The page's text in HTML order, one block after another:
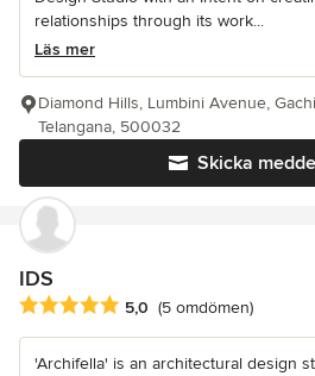
relationships through its work...
Läs mer
Skicka
Diamond Hills, Lumbini Avenue,
Telangana, 500032
IDS
Genomsnittligt omdöme: 5 av 5
5,0 (5 omdömen)
'Archifella' is an architectural design